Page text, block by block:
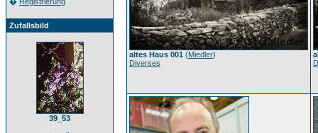
Zufallsbild
39_53
altes Haus 001 (Miedler)
Diverses